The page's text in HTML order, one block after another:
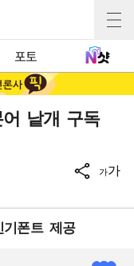
포토
낱개 구독
가가
폰트 제공